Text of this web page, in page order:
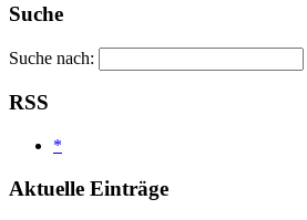
Suche
Suche nach:
RSS
*
Aktuelle Einträge